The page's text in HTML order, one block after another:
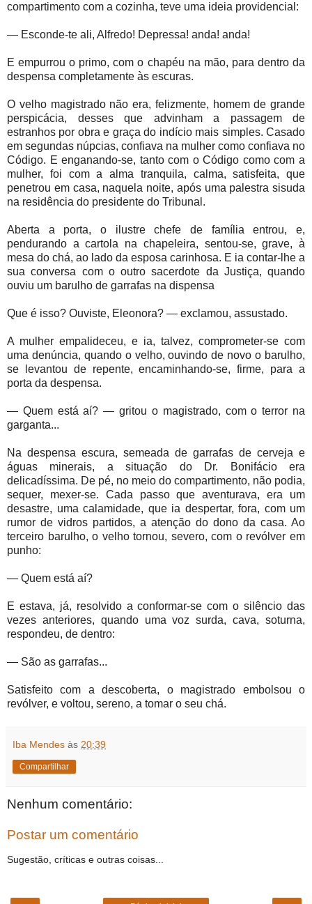
compartimento com a cozinha, teve uma ideia providencial:
— Esconde-te ali, Alfredo! Depressa! anda! anda!
E empurrou o primo, com o chapéu na mão, para dentro da
despensa completamente às escuras.
O velho magistrado não era, felizmente, homem de grande
perspicácia, desses que advinham a passagem de
estranhos por obra e graça do indício mais simples. Casado
em segundas núpcias, confiava na mulher como confiava no
Código. E enganando-se, tanto com o Código como com a
mulher, foi com a alma tranquila, calma, satisfeita, que
penetrou em casa, naquela noite, após uma palestra sisuda
na residência do presidente do Tribunal.
Aberta a porta, o ilustre chefe de família entrou, e,
pendurando a cartola na chapeleira, sentou-se, grave, à
mesa do chá, ao lado da esposa carinhosa. E ia contar-lhe a
sua conversa com o outro sacerdote da Justiça, quando
ouviu um barulho de garrafas na dispensa
Que é isso? Ouviste, Eleonora? — exclamou, assustado.
A mulher empalideceu, e ia, talvez, comprometer-se com
uma denúncia, quando o velho, ouvindo de novo o barulho,
se levantou de repente, encaminhando-se, firme, para a
porta da despensa.
— Quem está aí? — gritou o magistrado, com o terror na
garganta...
Na despensa escura, semeada de garrafas de cerveja e
águas minerais, a situação do Dr. Bonifácio era
delicadíssima. De pé, no meio do compartimento, não podia,
sequer, mexer-se. Cada passo que aventurava, era um
desastre, uma calamidade, que ia despertar, fora, com um
rumor de vidros partidos, a atenção do dono da casa. Ao
terceiro barulho, o velho tornou, severo, com o revólver em
punho:
— Quem está aí?
E estava, já, resolvido a conformar-se com o silêncio das
vezes anteriores, quando uma voz surda, cava, soturna,
respondeu, de dentro:
— São as garrafas...
Satisfeito com a descoberta, o magistrado embolsou o
revólver, e voltou, sereno, a tomar o seu chá.
Iba Mendes às 20:39
Compartilhar
Nenhum comentário:
Postar um comentário
Sugestão, críticas e outras coisas...